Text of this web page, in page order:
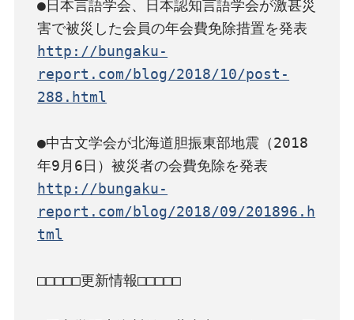
●日本言語学会、日本認知言語学会が激甚災
http://bungaku-
report.com/blog/2018/10/post-
288.html
●中古文学会が北海道胆振東部地震（2018
http://bungaku-
report.com/blog/2018/09/201896.h
tml
□□□□□更新情報□□□□□